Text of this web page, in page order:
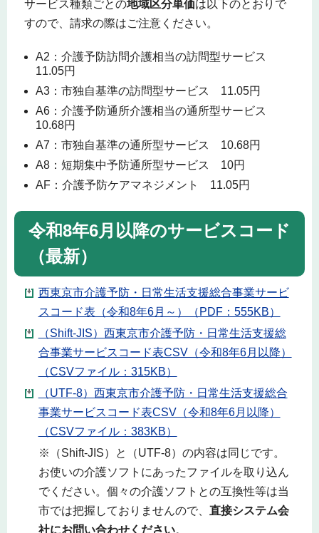
サービス種類ごとの地域区分単価は以下のとおりで
すので、請求の際はご注意ください。
A2：介護予防訪問介護相当の訪問型サービス
11.05円
A3：市独自基準の訪問型サービス 11.05円
A6：介護予防通所介護相当の通所型サービス
10.68円
A7：市独自基準の通所型サービス 10.68円
A8：短期集中予防通所型サービス 10円
AF：介護予防ケアマネジメント 11.05円
令和8年6月以降のサービスコード
（最新）
西東京市介護予防・日常生活支援総合事業サービ
スコード表（令和8年6月～）（PDF：555KB）
（Shift-JIS）西東京市介護予防・日常生活支援総
合事業サービスコード表CSV（令和8年6月以降）
（CSVファイル：315KB）
（UTF-8）西東京市介護予防・日常生活支援総合
事業サービスコード表CSV（令和8年6月以降）
（CSVファイル：383KB）
※（Shift-JIS）と（UTF-8）の内容は同じです。
お使いの介護ソフトにあったファイルを取り込ん
でください。個々の介護ソフトとの互換性等は当
市では把握しておりませんので、 直接システム会
社にお問い合わせください。